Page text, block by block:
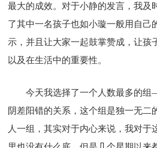
最大的成效。对于小静的发言，我及
了其中一名孩子也如小璇一般用自己
示，并且让大家一起鼓掌赞成，让孩
以及在生活中的重要性。
今天我选择了一个人数最多的
阴差阳错的关系，这个组是独一无二
人一组，其实对于内心来说，我对于